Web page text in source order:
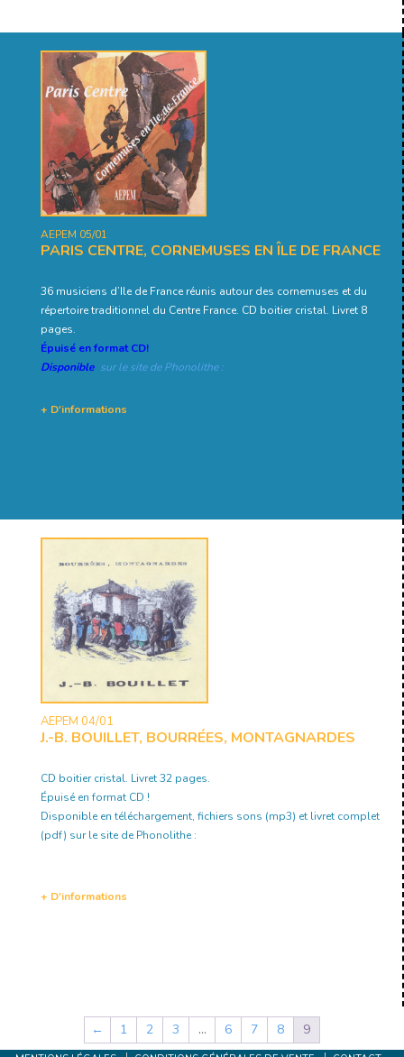
AEPEM 05/01
PARIS CENTRE, CORNEMUSES EN ÎLE DE FRANCE
36 musiciens d’Ile de France réunis autour des cornemuses et du
répertoire traditionnel du Centre France. CD boitier cristal. Livret 8
pages.
Épuisé en format CD!
Disponible sur le site de Phonolithe :
+ D'informations
AEPEM 04/01
J.-B. BOUILLET, BOURRÉES, MONTAGNARDES
CD boitier cristal. Livret 32 pages.
Épuisé en format CD !
Disponible en téléchargement, fichiers sons (mp3) et livret complet
(pdf) sur le site de Phonolithe :
+ D'informations
← 1 2 3 … 6 7 8 9